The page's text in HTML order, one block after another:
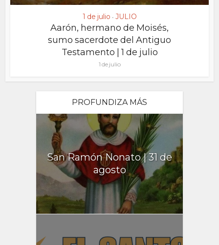
1 de julio • JULIO
Aarón, hermano de Moisés,
sumo sacerdote del Antiguo
Testamento | 1 de julio
1 de julio
PROFUNDIZA MÁS
San Ramón Nonato | 31 de
agosto